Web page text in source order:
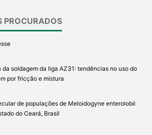
PROCURADOS
soldagem da liga AZ31: tendências no uso do
por fricção e mistura
de populações de Meloidogyne enterolobii
do Ceará, Brasil